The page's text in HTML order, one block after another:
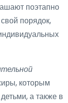
поэтапно
порядок,
которым
а также в